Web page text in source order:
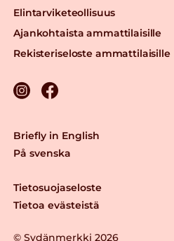
Elintarviketeollisuus
Ajankohtaista ammattilaisille
Rekisteriseloste ammattilaisille
© Sydänmerkki 2026
Tietosuojaseloste
Tietoa evästeistä
Briefly in English
På svenska